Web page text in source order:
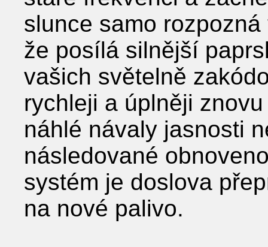
slunce samo
že posílá silnější
vašich světelně
rychleji a úplněji
náhlé návaly jasnosti
následované
systém je doslova
na nové palivo.